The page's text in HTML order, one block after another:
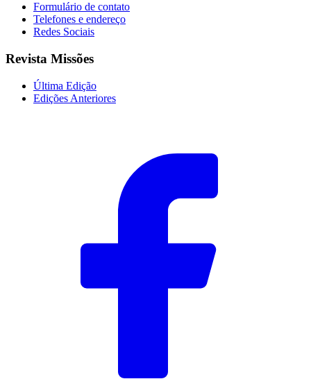
Formulário de contato
Telefones e endereço
Redes Sociais
Revista Missões
Última Edição
Edições Anteriores